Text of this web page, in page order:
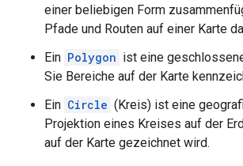
einer beliebigen Form
Pfade und Routen auf einer Karte
Ein Polygon ist eine
Sie Bereiche auf der Karte
Ein Circle (Kreis) ist eine
Projektion eines Kreises auf der
auf der Karte gezeichnet wird.